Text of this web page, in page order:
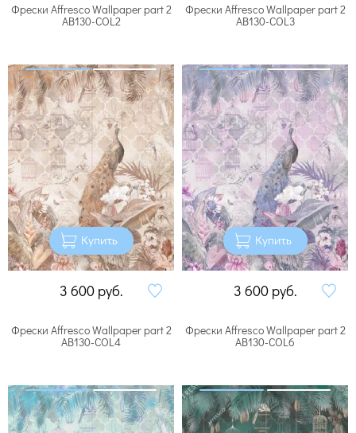
Фрески Affresco Wallpaper part 2
AB130-COL2
Купить
3 600 руб.
Фрески Affresco Wallpaper part 2
AB130-COL3
Купить
3 600 руб.
Фрески Affresco Wallpaper part 2
AB130-COL4
Фрески Affresco Wallpaper part 2
AB130-COL6